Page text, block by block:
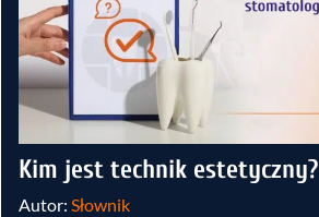
Kim jest technik estetyczny?
Autor: Słownik